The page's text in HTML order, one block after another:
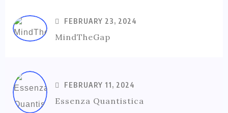
FEBRUARY 23, 2024
MindTheGap
FEBRUARY 11, 2024
Essenza Quantistica